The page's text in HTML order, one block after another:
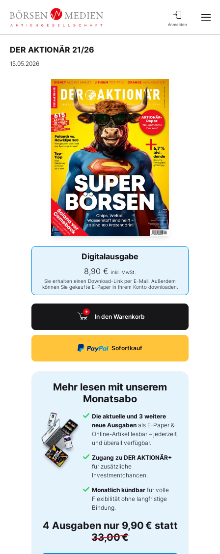
Anmelden
DER AKTIONÄR 21/26
15.05.2026
Digitalausgabe
8,90 € inkl. MwSt.
Sie erhalten einen Download-Link per E-Mail. Außerdem
können Sie gekaufte E-Paper in Ihrem Konto downloaden.
In den Warenkorb
Sofortkauf
Mehr lesen mit unserem
Monatsabo
Die aktuelle und 3 weitere
neue Ausgaben als E-Paper &
Online-Artikel lesbar – jederzeit
und überall verfügbar.
Zugang zu DER AKTIONÄR+
für zusätzliche
Investmentchancen.
Monatlich kündbar für volle
Flexibilität ohne langfristige
Bindung.
4 Ausgaben nur 9,90 € statt
33,00 €